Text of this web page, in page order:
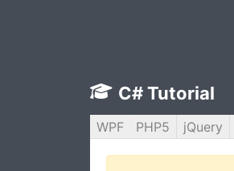
C# Tutorial
jQuery
PHP5
WPF